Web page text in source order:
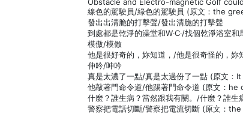
線色的駕駛員/綠色的駕駛員 (原文：the
發出出清脆的打擊聲/發出清脆的打擊聲
到處都是乾淨的澡堂和W‧C‧/找個乾淨浴
模傲/模倣
他是很好奇的，妳知道，/他是很奇怪的，
伸吟/呻吟
真是太濃了一點/真是太過份了一點 (原文
他敲著門命令道/他踢著門命令道 (原文：
什麼？誰生病？當然跟我有關。/什麼？誰
警察把電話切斷/警察把電流切斷 (原文：